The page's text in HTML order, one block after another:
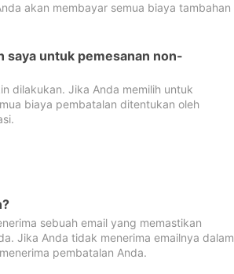
akan membayar semua biaya tambahan
saya untuk pemesanan non-
dilakukan. Jika Anda memilih untuk
biaya pembatalan ditentukan oleh
sebuah email yang memastikan
Jika Anda tidak menerima emailnya dalam
pembatalan Anda.